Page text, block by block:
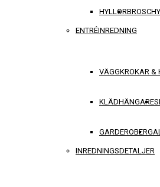
HYLLOR
ENTRÉINREDNING
VÄGGKROKAR &
KLÄDHÄNGARE
GARDEROBER
INREDNINGSDETALJER